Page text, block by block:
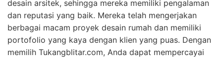
desain arsitek, sehingga mereka memiliki pengalaman
dan reputasi yang baik. Mereka telah mengerjakan
berbagai macam proyek desain rumah dan memiliki
portofolio yang kaya dengan klien yang puas. Dengan
memilih Tukangblitar.com, Anda dapat mempercayai